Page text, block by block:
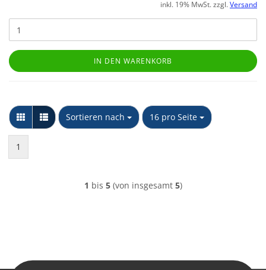
inkl. 19% MwSt. zzgl.Versand
IN DEN WARENKORB
Sortieren nach
Sortieren nach 16 pro Seite
pro Seite
1
1 bis 5(von insgesamt 5)